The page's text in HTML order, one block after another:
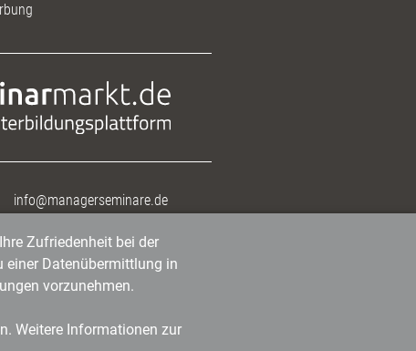
info@managerseminare.de
Zufriedenheit bei der
einer Datenübermittlung in
vorzunehmen.
Weitere Informationen zur